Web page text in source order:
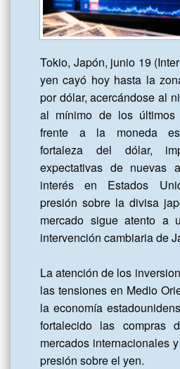
Tokio, Japón, junio 19
yen cayó hoy hasta la
por dólar, acercándose al
al mínimo de los
frente a la moneda
fortaleza del dólar,
expectativas de nuevas
interés en Estados
presión sobre la divisa
mercado sigue atento a
intervención cambiaria de
La atención de los
las tensiones en Medio
la economía
fortalecido las compras
mercados internacionales
presión sobre el yen.